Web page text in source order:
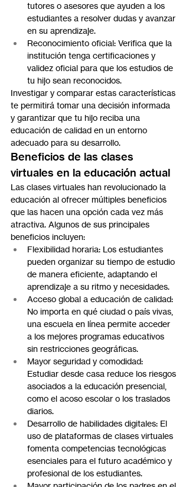
tutores o asesores que ayuden a los
estudiantes a resolver dudas y avanzar
en su aprendizaje.
Reconocimiento oficial: Verifica que la
institución tenga certificaciones y
validez oficial para que los estudios de
tu hijo sean reconocidos.
Investigar y comparar estas características
te permitirá tomar una decisión informada
y garantizar que tu hijo reciba una
educación de calidad en un entorno
adecuado para su desarrollo.
Beneficios de las clases
virtuales en la educación actual
Las clases virtuales han revolucionado la
educación al ofrecer múltiples beneficios
que las hacen una opción cada vez más
atractiva. Algunos de sus principales
beneficios incluyen:
Flexibilidad horaria: Los estudiantes
pueden organizar su tiempo de estudio
de manera eficiente, adaptando el
aprendizaje a su ritmo y necesidades.
Acceso global a educación de calidad:
No importa en qué ciudad o país vivas,
una escuela en línea permite acceder
a los mejores programas educativos
sin restricciones geográficas.
Mayor seguridad y comodidad:
Estudiar desde casa reduce los riesgos
asociados a la educación presencial,
como el acoso escolar o los traslados
diarios.
Desarrollo de habilidades digitales: El
uso de plataformas de clases virtuales
fomenta competencias tecnológicas
esenciales para el futuro académico y
profesional de los estudiantes.